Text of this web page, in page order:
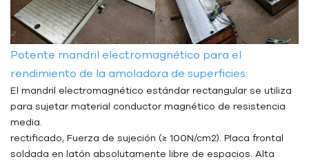
Potente mandril electromagnético para el
rendimiento de la amoladora de superficies:
El mandril electromagnético estándar rectangular se utiliza
para sujetar material conductor magnético de resistencia
media.
rectificado, Fuerza de sujeción (≥ 100N/cm2). Placa frontal
soldada en latón absolutamente libre de espacios. Alta